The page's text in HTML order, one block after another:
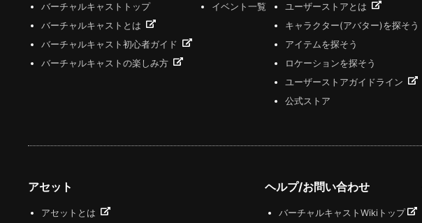
バーチャルキャストトップ
バーチャルキャストとは
バーチャルキャスト初心者ガイド
バーチャルキャストの楽しみ方
イベント一覧
ユーザーストアとは
キャラクター(アバター)を探そう
アイテムを探そう
ロケーションを探そう
ユーザーストアガイドライン
公式ストア
アセット
アセットとは
ヘルプ/お問い合わせ
バーチャルキャストWikiトップ